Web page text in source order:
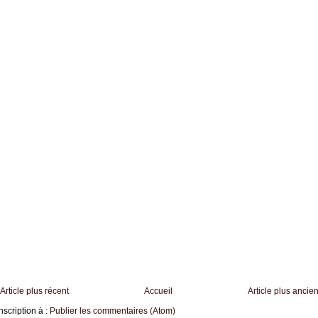
Article plus récent Article plus ancien
Accueil
à : Publier les commentaires (Atom)